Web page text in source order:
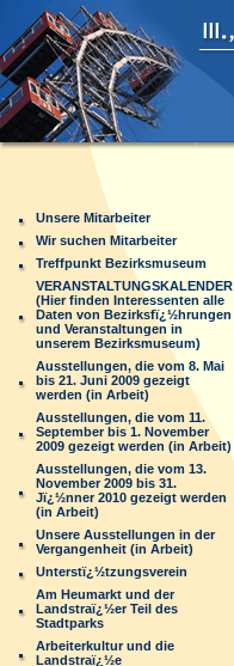
Unsere Mitarbeiter
Wir suchen Mitarbeiter
Treffpunkt Bezirksmuseum
VERANSTALTUNGSKALENDER
(Hier finden Interessenten alle
Daten von Bezirksfï¿½hrungen
und Veranstaltungen in
unserem Bezirksmuseum)
Ausstellungen, die vom 8. Mai
bis 21. Juni 2009 gezeigt
werden (in Arbeit)
Ausstellungen, die vom 11.
September bis 1. November
2009 gezeigt werden (in Arbeit)
Ausstellungen, die vom 13.
November 2009 bis 31.
Jï¿½nner 2010 gezeigt werden
(in Arbeit)
Unsere Ausstellungen in der
Vergangenheit (in Arbeit)
Unterstï¿½tzungsverein
Am Heumarkt und der
Landstraï¿½er Teil des
Stadtparks
Arbeiterkultur und die
Landstraï¿½e